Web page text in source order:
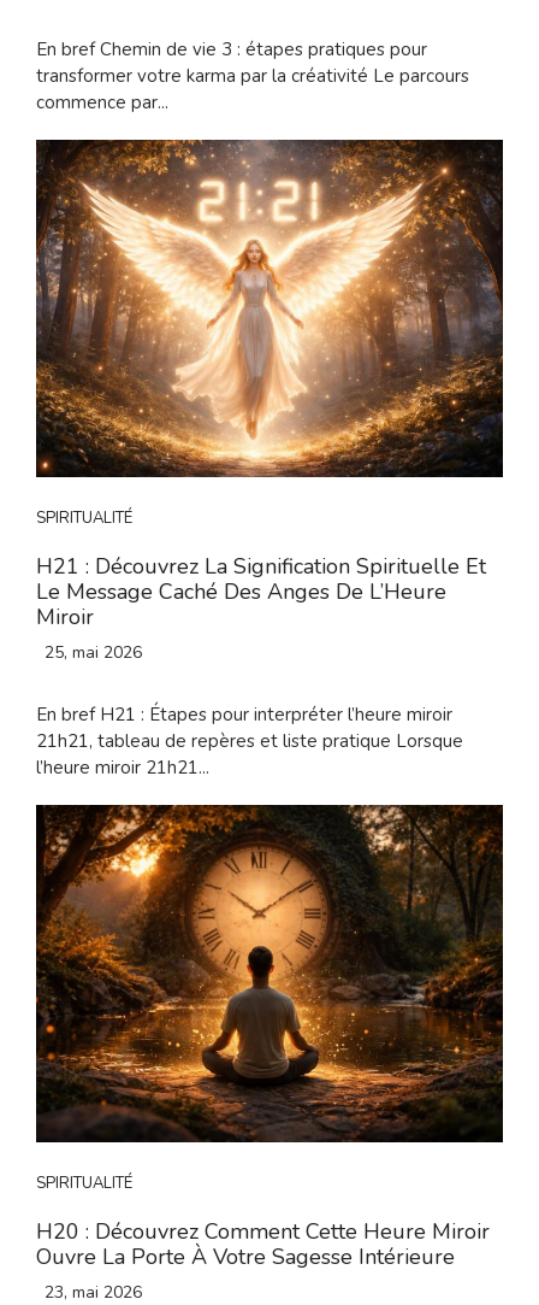
En bref Chemin de vie 3 : étapes pratiques pour
transformer votre karma par la créativité Le parcours
commence par...
SPIRITUALITÉ
H21 : Découvrez La Signification Spirituelle Et
Le Message Caché Des Anges De L’Heure
Miroir
25, mai 2026
En bref H21 : Étapes pour interpréter l’heure miroir
21h21, tableau de repères et liste pratique Lorsque
l’heure miroir 21h21...
SPIRITUALITÉ
H20 : Découvrez Comment Cette Heure Miroir
Ouvre La Porte À Votre Sagesse Intérieure
23, mai 2026